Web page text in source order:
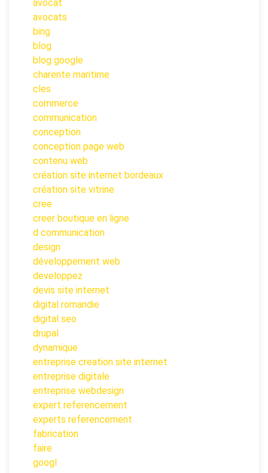
avocat
avocats
bing
blog
blog google
charente maritime
cles
commerce
communication
conception
conception page web
contenu web
création site internet bordeaux
création site vitrine
cree
creer boutique en ligne
d communication
design
développement web
developpez
devis site internet
digital romandie
digital seo
drupal
dynamique
entreprise creation site internet
entreprise digitale
entreprise webdesign
expert referencement
experts referencement
fabrication
faire
googl